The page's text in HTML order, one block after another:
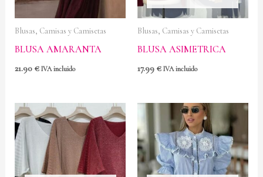
Blusas, Camisas y Camisetas
BLUSA AMARANTA
21.90 € IVA incluido
Blusas, Camisas y Camisetas
BLUSA ASIMETRICA
17.99 € IVA incluido